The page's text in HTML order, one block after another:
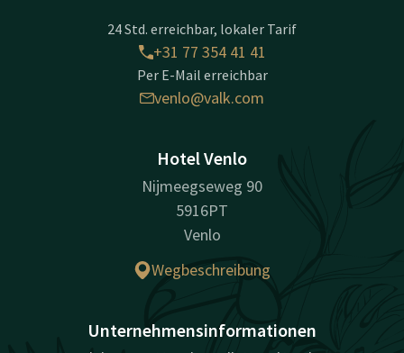
24 Std. erreichbar, lokaler Tarif
+31 77 354 41 41
Per E-Mail erreichbar
venlo@valk.com
Hotel Venlo
Nijmeegseweg 90
5916PT
Venlo
Wegbeschreibung
Unternehmensinformationen